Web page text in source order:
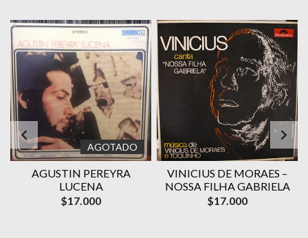
AGOTADO
AGUSTIN PEREYRA
LUCENA
$17.000
VINICIUS DE MORAES ‎–
NOSSA FILHA GABRIELA
$17.000